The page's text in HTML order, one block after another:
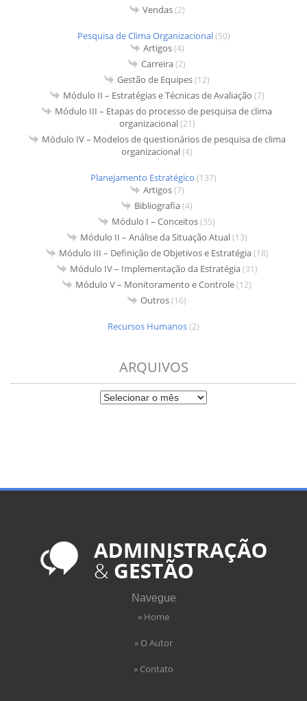
Vendas(2)
Pesquisa de Clima Organizacional(50)
Artigos(4)
Carreira(2)
Gestão de Equipes(12)
Módulo II – Estratégias e Técnicas de Avaliação (7)
Módulo III – Etapas do processo de pesquisa de clima
organizacional(21)
Módulo IV – Modelos de questionários de pesquisa de clima
organizacional(4)
Planejamento Estratégico (137)
Artigos(7)
Bibliografia(4)
Módulo I – Conceitos(35)
Módulo II – Análise da Situação Atual(13)
Módulo III – Definição de Objetivos e Estratégia(18)
Módulo IV – Implementação da Estratégia(31)
Módulo V – Monitoramento e Controle(12)
Outros(16)
Recursos Humanos(2)
ARQUIVOS
Navegue
» Home
» O Autor
» Contato